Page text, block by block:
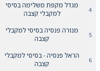
מגדל מקפת משלימה בסיסי
למקבלי קצבה
מנורה פנסיה בסיסי למקבלי
קצבה
הראל פנסיה - בסיסי למקבלי
קצבה